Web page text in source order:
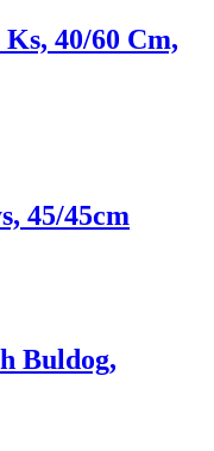
40/60 Cm,
45/45cm
Buldog,